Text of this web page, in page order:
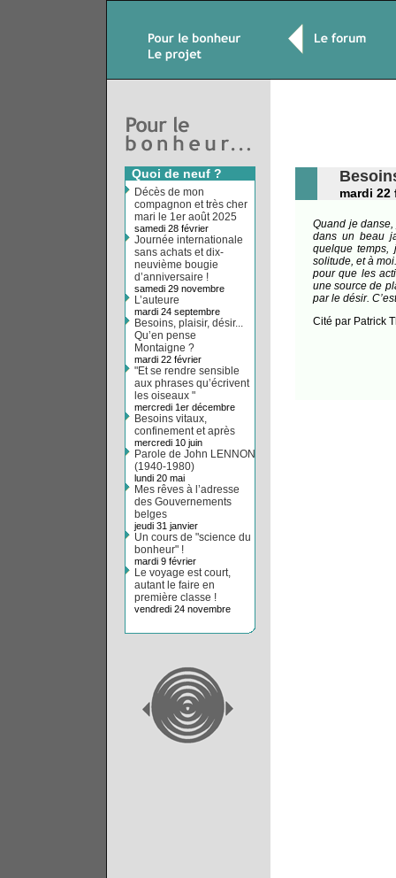
Quoi de neuf ?
Décès de mon
compagnon et très cher
mari le 1er août 2025
samedi 28 février
Journée internationale
sans achats et dix-
neuvième bougie
d’anniversaire !
samedi 29 novembre
L’auteure
mardi 24 septembre
Besoins, plaisir, désir...
Qu’en pense
Montaigne ?
mardi 22 février
"Et se rendre sensible
aux phrases qu’écrivent
les oiseaux "
mercredi 1er décembre
Besoins vitaux,
confinement et après
mercredi 10 juin
Parole de John LENNON
(1940-1980)
lundi 20 mai
Mes rêves à l’adresse
des Gouvernements
belges
jeudi 31 janvier
Un cours de "science du
bonheur" !
mardi 9 février
Le voyage est court,
autant le faire en
première classe !
vendredi 24 novembre
mardi 22
Quand je
dans un beau
quelque
solitude, et à
pour que les
une source de
par le désir.
Cité par Patrick